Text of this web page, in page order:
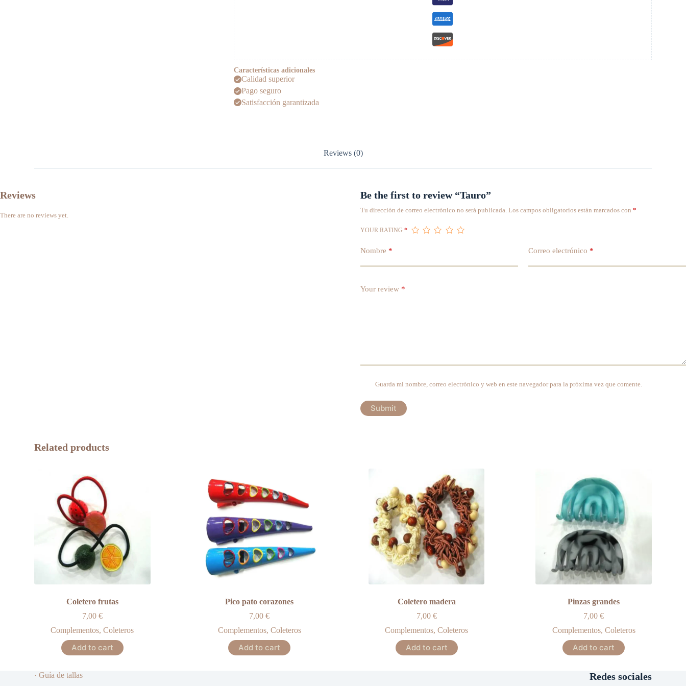
Características adicionales
Calidad superior
Pago seguro
Satisfacción garantizada
Reviews (0)
Reviews
There are no reviews yet.
Be the first to review “Tauro”
Tu dirección de correo electrónico no será publicada. Los campos obligatorios están marcados con *
YOUR RATING *
Nombre * Correo electrónico *
Your review *
Guarda mi nombre, correo electrónico y web en este navegador para la próxima vez que comente.
Submit
Related products
Coletero frutas
7,00 €
Complementos,Coleteros
Add to cart
Pico pato corazones
7,00€
Complementos, Coleteros
Add to cart
Coletero madera
7,00 €
Complementos,Coleteros
Add to cart
Pinzas grandes
7,00€
Complementos, Coleteros
Add to cart
· Guía de tallas
Redes sociales